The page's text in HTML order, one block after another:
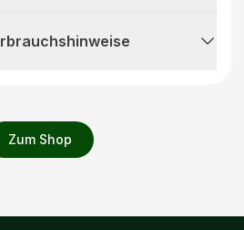
Zum Shop